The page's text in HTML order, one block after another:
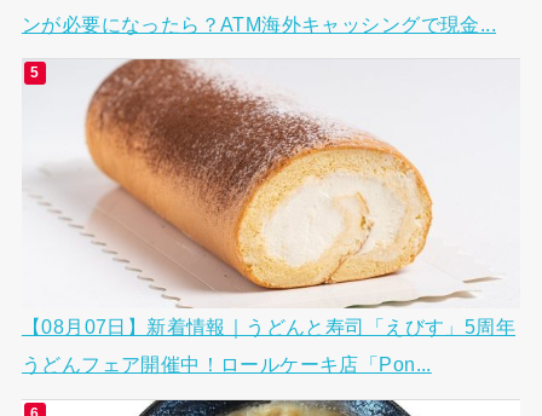
ンが必要になったら？ATM海外キャッシングで現金...
【08月07日】新着情報｜うどんと寿司「えびす」5周年
うどんフェア開催中！ロールケーキ店「Pon...